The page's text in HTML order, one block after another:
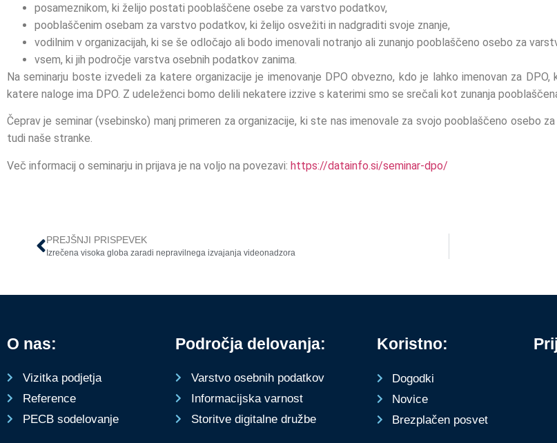
posameznikom, ki želijo postati pooblaščene osebe za varstvo podatkov,
pooblaščenim osebam za varstvo podatkov, ki želijo osvežiti in nadgraditi svoje znanje,
vodilnim v organizacijah, ki se še odločajo ali bodo imenovali notranjo ali zunanjo pooblaščeno osebo za
vsem, ki jih področje varstva osebnih podatkov zanima.
Na seminarju boste izvedeli za katere organizacije je imenovanje DPO obvezno, kdo je lahko imenovan za
katere naloge ima DPO. Z udeleženci bomo delili nekatere izzive s katerimi smo se srečali kot zunanja
Čeprav je seminar (vsebinsko) manj primeren za organizacije, ki ste nas imenovale za svojo pooblaščeno osebo
tudi naše stranke.
Več informacij o seminarju in prijava je na voljo na povezavi: https://datainfo.si/seminar-dpo/
PREJŠNJI PRISPEVEK
Izrečena visoka globa zaradi nepravilnega izvajanja videonadzora
O nas:
Vizitka podjetja
Reference
PECB sodelovanje
Področja delovanja:
Varstvo osebnih podatkov
Informacijska varnost
Storitve digitalne družbe
Koristno:
Dogodki
Novice
Brezplačen posvet